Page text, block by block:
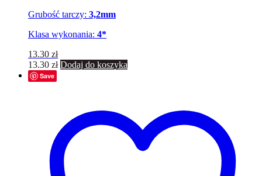
Grubość tarczy: 3,2mm
Klasa wykonania: 4*
13.30 zł
13.30 zł Dodaj do koszyka
Save